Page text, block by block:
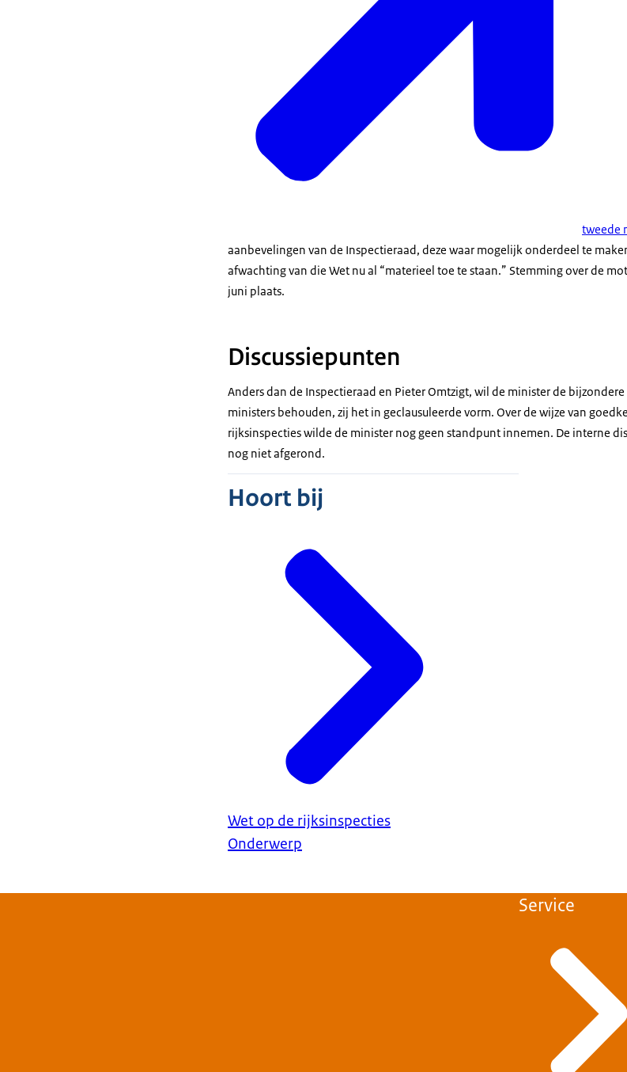
tweede
aanbevelingen van de Inspectieraad, deze waar mogelijk onderdeel te
afwachting van die Wet nu al “materieel toe te staan.” Stemming over de
juni plaats.
Discussiepunten
Anders dan de Inspectieraad en Pieter Omtzigt, wil de minister de
ministers behouden, zij het in geclausuleerde vorm. Over de wijze van
rijksinspecties wilde de minister nog geen standpunt innemen. De interne
nog niet afgerond.
Hoort bij
Wet op de rijksinspecties
Onderwerp
Service